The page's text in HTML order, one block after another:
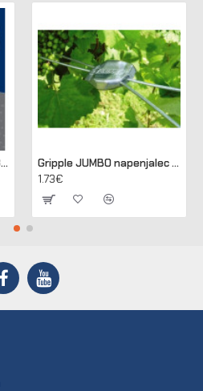
Gripple kit APAK Plus W št.3 za sidranje lesenih in betonskih stebrov Gripple JUMBO napenjalec za žico 2,50 - 3,15 mm (pakir. 20 kos)
1.73€